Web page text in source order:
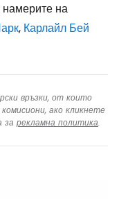
на
, Карлайл Бей
връзки, от които
ако кликнете
за рекламна политика.